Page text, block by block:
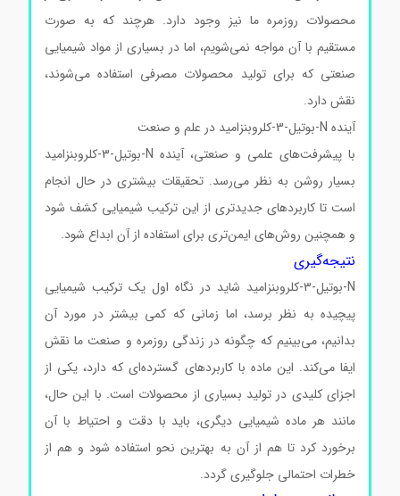
محصولات روزمره ما نیز وجود دارد. هرچند که به صورت
مستقیم با آن مواجه نمی‌شویم، اما در بسیاری از مواد شیمیایی
صنعتی که برای تولید محصولات مصرفی استفاده می‌شوند،
نقش دارد.
آینده N-بوتیل-3-کلروبنزامید در علم و صنعت
با پیشرفت‌های علمی و صنعتی، آینده N-بوتیل-3-کلروبنزامید
بسیار روشن به نظر می‌رسد. تحقیقات بیشتری در حال انجام
است تا کاربردهای جدیدتری از این ترکیب شیمیایی کشف شود
و همچنین روش‌های ایمن‌تری برای استفاده از آن ابداع شود.
نتیجه‌گیری
N-بوتیل-3-کلروبنزامید شاید در نگاه اول یک ترکیب شیمیایی
پیچیده به نظر برسد، اما زمانی که کمی بیشتر در مورد آن
بدانیم، می‌بینیم که چگونه در زندگی روزمره و صنعت ما نقش
ایفا می‌کند. این ماده با کاربردهای گسترده‌ای که دارد، یکی از
اجزای کلیدی در تولید بسیاری از محصولات است. با این حال،
مانند هر ماده شیمیایی دیگری، باید با دقت و احتیاط با آن
برخورد کرد تا هم از آن به بهترین نحو استفاده شود و هم از
خطرات احتمالی جلوگیری گردد.فروش N-بوتیل-3-کلروبنزامید